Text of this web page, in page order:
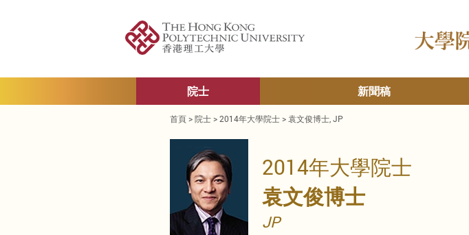
院士 新聞稿
首頁>院士>2014年大學院士> 袁文俊博士, JP
2014年大學院士
袁文俊博士
JP